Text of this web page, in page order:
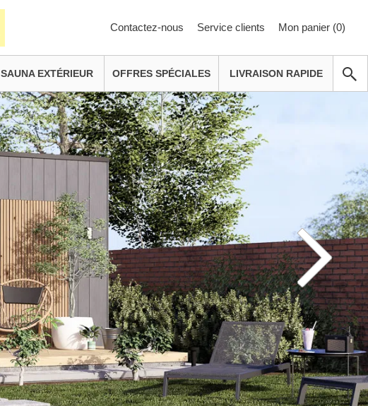
Contactez-nous Service clients Mon panier (0)
SAUNA EXTÉRIEUR OFFRES SPÉCIALES LIVRAISON RAPIDE